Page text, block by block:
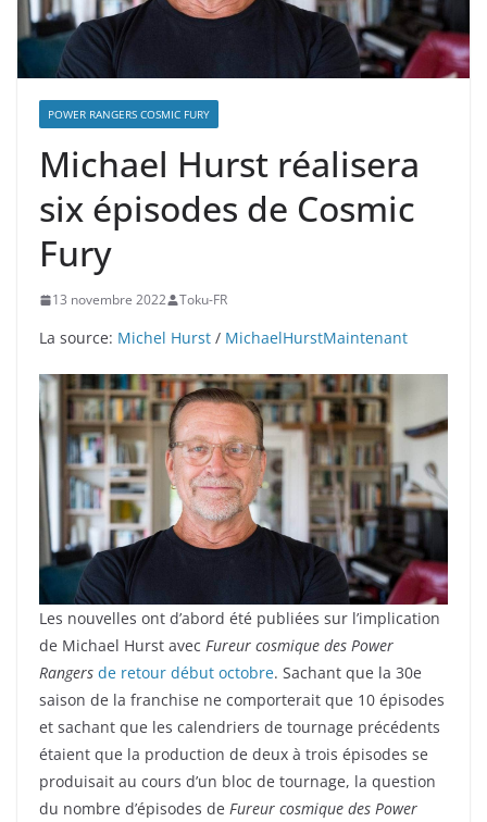
POWER RANGERS COSMIC FURY
Michael Hurst réalisera
six épisodes de Cosmic
Fury
13 novembre 2022 Toku-FR
La source: Michel Hurst / MichaelHurstMaintenant
Les nouvelles ont d’abord été publiées sur l’implication
de Michael Hurst avec Fureur cosmique des Power
Rangers de retour début octobre. Sachant que la 30e
saison de la franchise ne comporterait que 10 épisodes
et sachant que les calendriers de tournage précédents
étaient que la production de deux à trois épisodes se
produisait au cours d’un bloc de tournage, la question
du nombre d’épisodes de Fureur cosmique des Power